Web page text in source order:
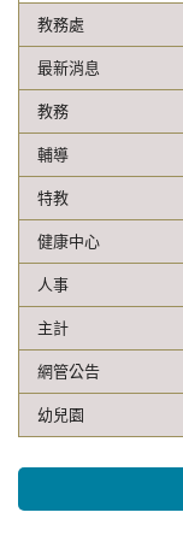
教務處
最新消息
教務
輔導
特教
健康中心
人事
主計
網管公告
幼兒園